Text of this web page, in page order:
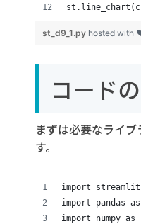
st_d9_1.py hosted with
コード
まずは必要なライ
す。
import
import pandas
import numpy as